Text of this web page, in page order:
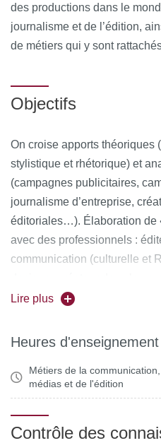
des productions dans le
journalisme et de l’édition,
de métiers qui y sont
Objectifs
On croise apports théoriques
stylistique et rhétorique) et
(campagnes publicitaires,
journalisme d’entreprise,
éditoriales…). Élaboration de
avec des professionnels :
communication (culturelle et
radio…
se familiariser avec les
(exigences de l’élaboration
jusqu’à sa réalisation
acquièrent à l’Université
Lire plus
Heures d'enseignement
Métiers de la
médias et de l'édition
Contrôle des